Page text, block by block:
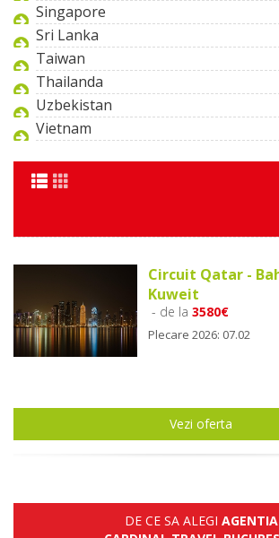
Singapore
Sri Lanka
Taiwan
Thailanda
Uzbekistan
Vietnam
Circuit Qatar -
Kuweit
- de la3580€
Plecare 2026: 07.02
Vezi oferta
DE CE SA ALEGI AGENTIA